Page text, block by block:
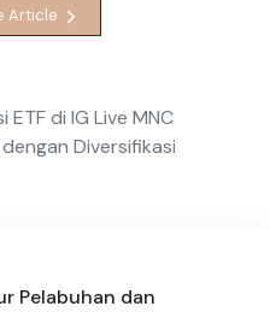
Article
di IG Live MNC
Diversifikasi
Pelabuhan dan